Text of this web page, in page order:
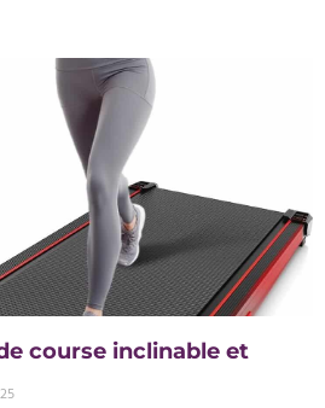
course inclinable et